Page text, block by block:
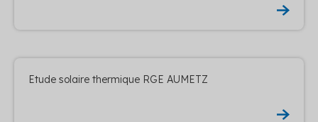
Etude solaire thermique RGE AUMETZ